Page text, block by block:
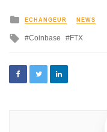
ECHANGEUR NEWS
Coinbase FTX